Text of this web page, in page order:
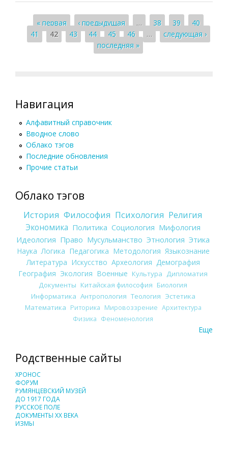
Страницы
« первая ‹ предыдущая … 38 39
40
41
42 43 44 45 46 …
следующая ›
последняя »
Навигация
Алфавитный справочник
Вводное слово
Облако тэгов
Последние обновления
Прочие статьи
Облако тэгов
История Философия Психология Религия
Экономика Политика Социология Мифология
Идеология Право Мусульманство Этнология Этика
Наука Логика Педагогика Методология Языкознание
Литература Искусство Археология Демография
География Экология Военные Культура
Дипломатия
Документы Китайская философия Биология
Информатика Антропология Теология Эстетика
Математика Риторика Мировоззрение Архитектура
Физика Феноменология
Еще
Родственные сайты
ХРОНОС
ФОРУМ
РУМЯНЦЕВСКИЙ МУЗЕЙ
ДО 1917 ГОДА
РУССКОЕ ПОЛЕ
ДОКУМЕНТЫ XX ВЕКА
ИЗМЫ